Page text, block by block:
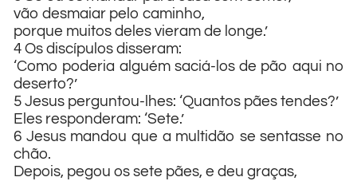
vão desmaiar pelo caminho,
porque muitos deles vieram de longe.’
4 Os discípulos disseram:
‘Como poderia alguém saciá-los de pão aqui no
deserto?’
5 Jesus perguntou-lhes: ‘Quantos pães tendes?’
Eles responderam: ‘Sete.’
6 Jesus mandou que a multidão se sentasse no
chão.
Depois, pegou os sete pães, e deu graças,